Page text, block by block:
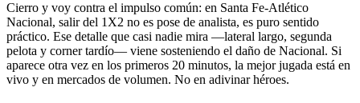
Cierro y voy contra el impulso común: en Santa Fe-Atlético
Nacional, salir del 1X2 no es pose de analista, es puro sentido
práctico. Ese detalle que casi nadie mira —lateral largo, segunda
pelota y corner tardío— viene sosteniendo el daño de Nacional. Si
aparece otra vez en los primeros 20 minutos, la mejor jugada está en
vivo y en mercados de volumen. No en adivinar héroes.